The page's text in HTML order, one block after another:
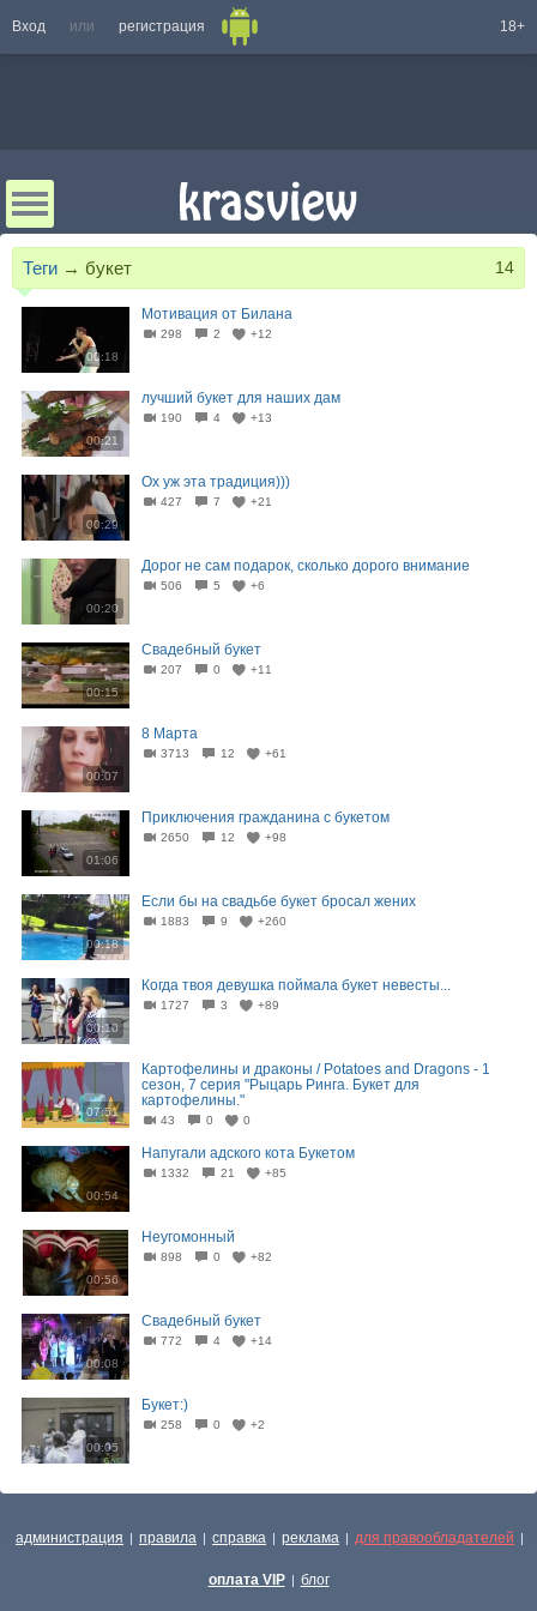
Вход или регистрация 18+
Теги → букет 14
00:18
Мотивация от Билана
298 2 +12
00:21
лучший букет для наших дам
190 4 +13
00:29
Ох уж эта традиция)))
427 7 +21
00:20
Дорог не сам подарок, сколько дорого внимание
506 5 +6
00:15
Свадебный букет
207 0 +11
00:07
8 Марта
3713 12 +61
01:06
Приключения гражданина с букетом
2650 12 +98
00:18
Если бы на свадьбе букет бросал жених
1883 9 +260
00:10
Когда твоя девушка поймала букет невесты...
1727 3 +89
07:51
Картофелины и драконы / Potatoes and Dragons - 1
сезон, 7 серия "Рыцарь Ринга. Букет для
картофелины."
43 0 0
00:54
Напугали адского кота Букетом
1332 21 +85
00:56
Неугомонный
898 0 +82
00:08
Свадебный букет
772 4 +14
00:05
Букет:)
258 0 +2
администрация | правила | справка | реклама | для правообладателей |
оплата VIP | блог